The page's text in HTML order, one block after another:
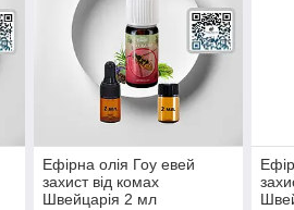
Ефірна олія Гоу евей
захист від комах
Швейцарія 2 мл